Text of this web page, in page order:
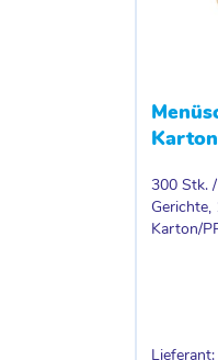
300 Stk.
Karton/
Lieferant: